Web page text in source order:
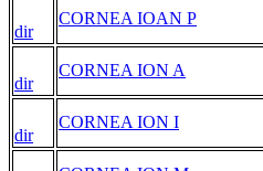
dir
CORNEA IOAN P
dir
CORNEA ION A
dir
CORNEA ION I